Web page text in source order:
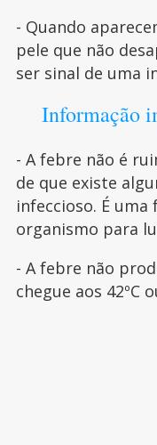
- Quando
pele que não
ser sinal de uma
Informação
- A febre não é
de que existe
infeccioso. É
organismo para
- A febre não
chegue aos 42ºC